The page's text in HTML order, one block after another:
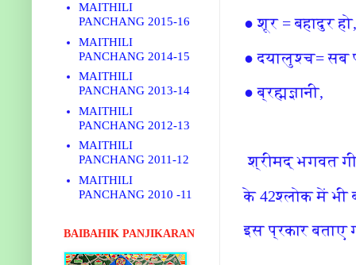
● शूर = बहादुर हो,
● दयालुश्च= सब
● ब्रह्मज्ञानी,
श्रीमद् भगवत
के 42श्लोक में भी
इस प्रकार बताए
MAITHILI
PANCHANG 2015-16
MAITHILI
PANCHANG 2014-15
MAITHILI
PANCHANG 2013-14
MAITHILI
PANCHANG 2012-13
MAITHILI
PANCHANG 2011-12
MAITHILI
PANCHANG 2010 -11
BAIBAHIK PANJIKARAN